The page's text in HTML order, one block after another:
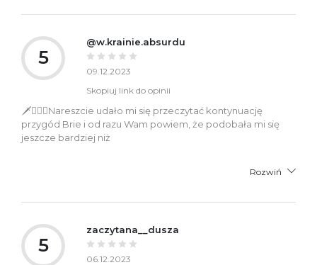
5
@w.krainie.absurdu
09.12.2023
Skopiuj link do opinii
🗡️🧝🏼‍♂️Nareszcie udało mi się przeczytać kontynuację
przygód Brie i od razu Wam powiem, że podobała mi się
jeszcze bardziej niż
Rozwiń
5
zaczytana__dusza
06.12.2023